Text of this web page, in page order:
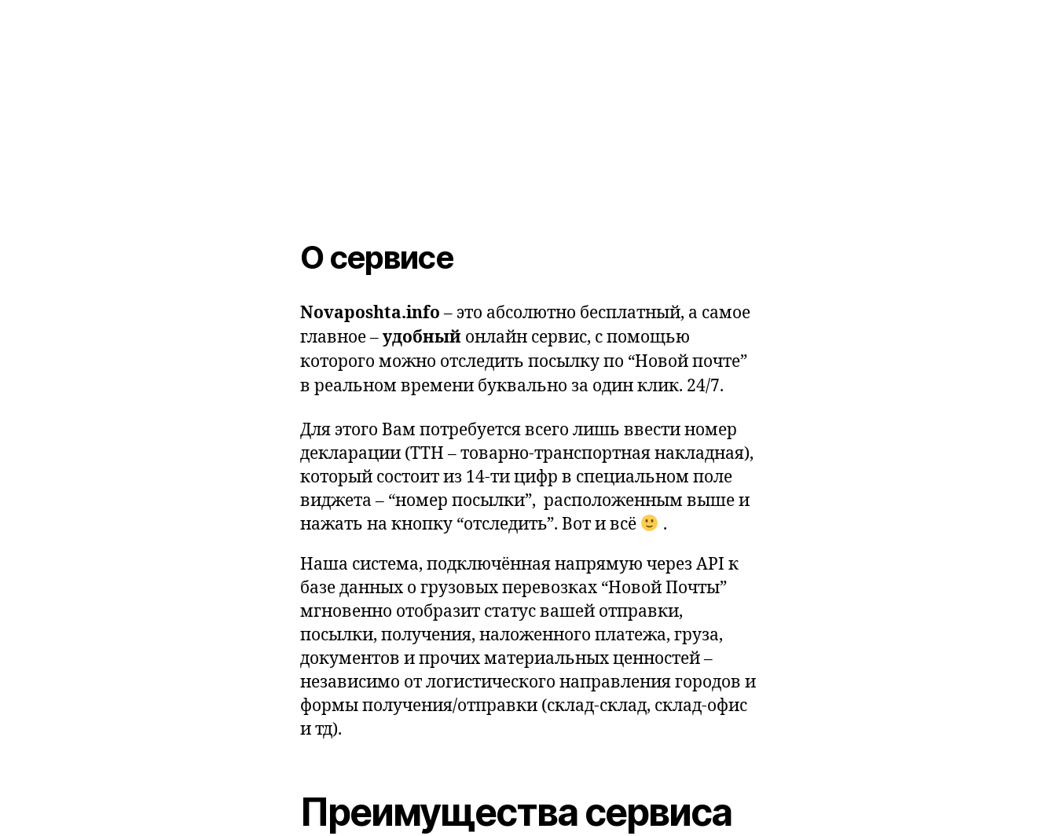
О сервисе
Novaposhta.info– это абсолютно бесплатный, а самое
главное –удобный онлайн сервис, с помощью
которого можно отследить посылку по “Новой почте”
в реальном времени буквально за один клик. 24/7.
Для этого Вам потребуется всего лишь ввести номер
декларации (ТТН – товарно-транспортная накладная),
который состоит из 14-ти цифр в специальном поле
виджета – “номер посылки”, расположенным выше и
нажать на кнопку “отследить”. Вот и всё
.
Наша система, подключённая напрямую через API к
базе данных о грузовых перевозках “Новой Почты”
мгновенно отобразит статус вашей отправки,
посылки, получения, наложенного платежа, груза,
документов и прочих материальных ценностей –
независимо от логистического направления городов и
формы получения/отправки (склад-склад, склад-офис
и тд).
Преимущества сервиса